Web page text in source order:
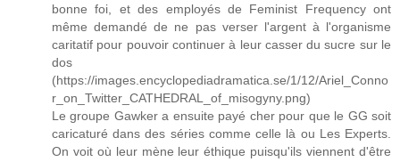
bonne foi, et des employés de Feminist Frequency ont
même demandé de ne pas verser l'argent à l'organisme
caritatif pour pouvoir continuer à leur casser du sucre sur le
dos
(https://images.encyclopediadramatica.se/1/12/Ariel_Conno
r_on_Twitter_CATHEDRAL_of_misogyny.png)
Le groupe Gawker a ensuite payé cher pour que le GG soit
caricaturé dans des séries comme celle là ou Les Experts.
On voit où leur mène leur éthique puisqu'ils viennent d'être